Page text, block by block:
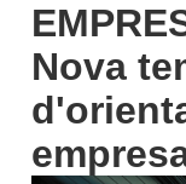
Nova